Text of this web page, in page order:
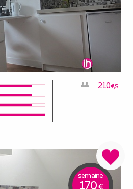
210€/S
semaine
170€